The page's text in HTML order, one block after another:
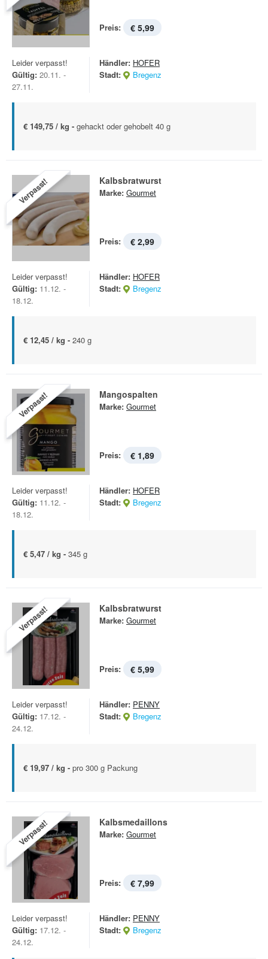
Preis: € 5,99
Leider verpasst!
Gültig: 20.11. -
27.11.
Händler: HOFER
Stadt:
Bregenz
€ 149,75 / kg - gehackt oder gehobelt 40 g
Verpasst! Kalbsbratwurst
Marke: Gourmet
Preis: € 2,99
Leider verpasst!
Gültig: 11.12. -
18.12.
Händler: HOFER
Stadt:
Bregenz
€ 12,45 / kg - 240 g
Verpasst! Mango­spalten
Marke: Gourmet
Preis: € 1,89
Leider verpasst!
Gültig: 11.12. -
18.12.
Händler: HOFER
Stadt:
Bregenz
€ 5,47 / kg - 345 g
Verpasst! Kalbsbratwurst
Marke: Gourmet
Preis: € 5,99
Leider verpasst!
Gültig: 17.12. -
24.12.
Händler: PENNY
Stadt:
Bregenz
€ 19,97 / kg - pro 300 g Packung
Verpasst! Kalbsmedaillons
Marke: Gourmet
Preis: € 7,99
Leider verpasst!
Gültig: 17.12. -
24.12.
Händler: PENNY
Stadt:
Bregenz